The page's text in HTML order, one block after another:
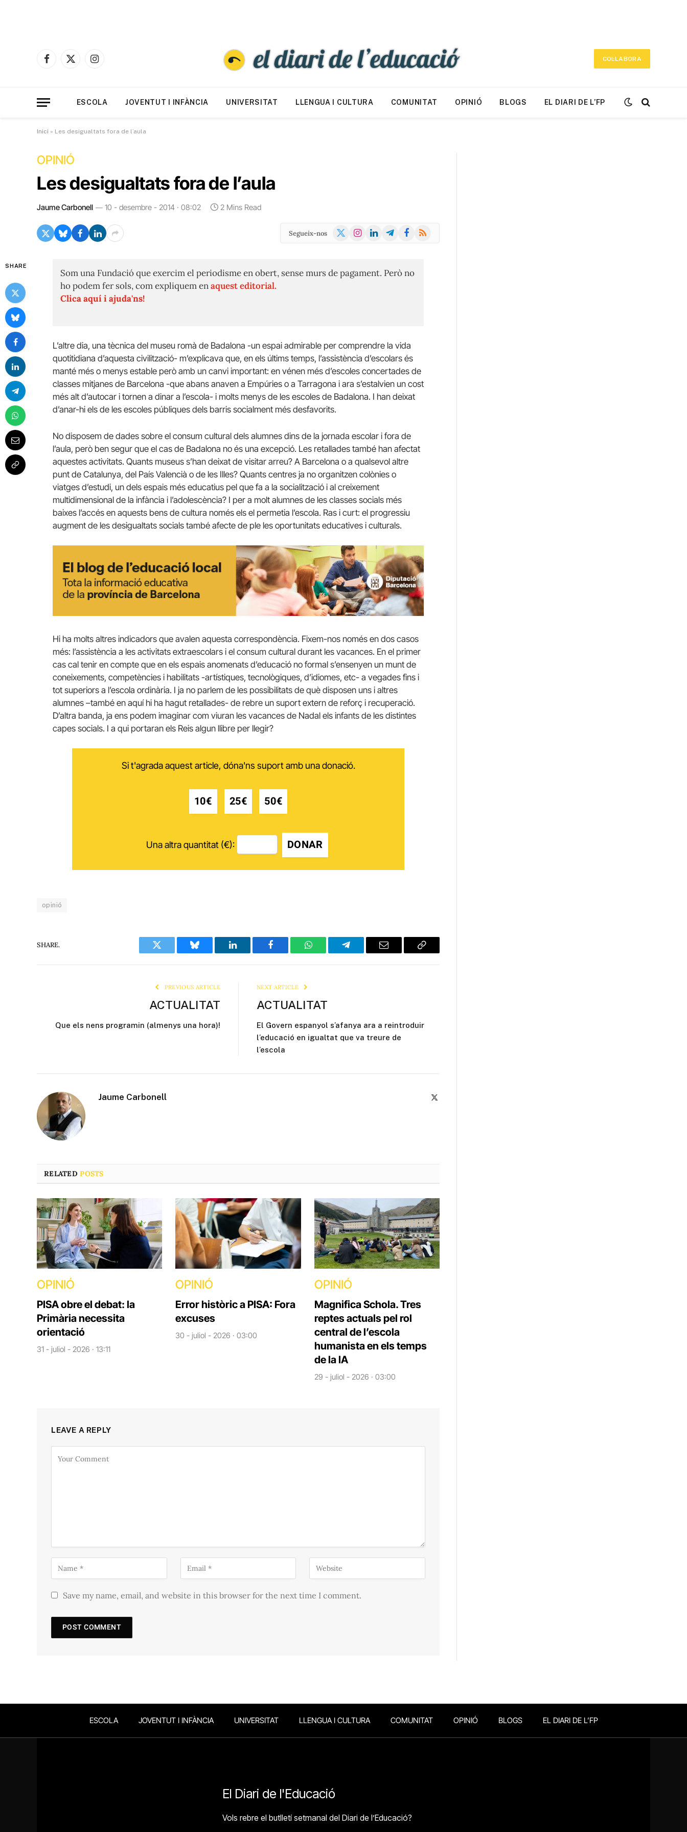
Facebook
X
Instagram
COL·LABORA
ESCOLA JOVENTUT I INFÀNCIA UNIVERSITAT LLENGUA I CULTURA COMUNITAT OPINIÓ BLOGS EL DIARI DE L’FP
Inici » Les desigualtats fora de l’aula
OPINIÓ
Les desigualtats fora de l’aula
Jaume Carbonell 10 - desembre - 2014 · 08:02 2 Mins Read
Segueix-nos
X
Instagram
LinkedInTelegramFacebook
RSS
SHARE
Som una Fundació que exercim el periodisme en obert, sense murs de pagament. Però no
ho podem fer sols, com expliquem enaquest editorial.
Clica aquí i ajuda'ns!
L’altre dia, una tècnica del museu romà de Badalona -un espai admirable per comprendre la vida
quotitidiana d’aquesta civilització- m’explicava que, en els últims temps, l’assistència d’escolars és
manté més o menys estable però amb un canvi important: en vénen més d’escoles concertades de
classes mitjanes de Barcelona -que abans anaven a Empúries o a Tarragona i ara s’estalvien un cost
més alt d’autocar i tornen a dinar a l’escola- i molts menys de les escoles de Badalona. I han deixat
d’anar-hi els de les escoles públiques dels barris socialment més desfavorits.
No disposem de dades sobre el consum cultural dels alumnes dins de la jornada escolar i fora de
l’aula, però ben segur que el cas de Badalona no és una excepció. Les retallades també han afectat
aquestes activitats. Quants museus s’han deixat de visitar arreu? A Barcelona o a qualsevol altre
punt de Catalunya, del País Valencià o de les Illes? Quants centres ja no organitzen colònies o
viatges d’estudi, un dels espais més educatius pel que fa a la socialització i al creixement
multidimensional de la infància i l’adolescència? I per a molt alumnes de les classes socials més
baixes l’accés en aquests bens de cultura només els el permetia l’escola. Ras i curt: el progressiu
augment de les desigualtats socials també afecte de ple les oportunitats educatives i culturals.
Hi ha molts altres indicadors que avalen aquesta correspondència. Fixem-nos només en dos casos
més: l’assistència a les activitats extraescolars i el consum cultural durant les vacances. En el primer
cas cal tenir en compte que en els espais anomenats d’educació no formal s’ensenyen un munt de
coneixements, competències i habilitats -artístiques, tecnològiques, d’idiomes, etc- a vegades fins i
tot superiors a l’escola ordinària. I ja no parlem de les possibilitats de què disposen uns i altres
alumnes –també en aquí hi ha hagut retallades- de rebre un suport extern de reforç i recuperació.
D’altra banda, ja ens podem imaginar com viuran les vacances de Nadal els infants de les distintes
capes socials. I a qui portaran els Reis algun llibre per llegir?
Si t'agrada aquest article, dóna'ns suport amb una donació.
10€ 25€ 50€
Una altra quantitat (€): DONAR
opinió
SHARE.
Twitter Bluesky LinkedIn Facebook WhatsAppTelegram Email
Copy
PREVIOUS ARTICLE
ACTUALITAT
Que els nens programin (almenys una hora)!
NEXT ARTICLE
ACTUALITAT
El Govern espanyol s’afanya ara a reintroduir
l’educació en igualtat que va treure de
l’escola
Jaume Carbonell
RELATEDPOSTS
OPINIÓ
PISA obre el debat: la
Primària necessita
orientació
31 - juliol - 2026 · 13:11
OPINIÓ
Error històric a PISA: Fora
excuses
30 - juliol - 2026 · 03:00
OPINIÓ
Magnifica Schola. Tres
reptes actuals pel rol
central de l’escola
humanista en els temps
de la IA
29 - juliol - 2026 · 03:00
LEAVE A REPLY
Save my name, email, and website in this browser for the next time I comment.
ESCOLA JOVENTUT I INFÀNCIA UNIVERSITAT LLENGUA I CULTURA COMUNITAT OPINIÓ BLOGS EL DIARI DE L’FP